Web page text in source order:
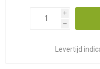
i
h
Levertijd